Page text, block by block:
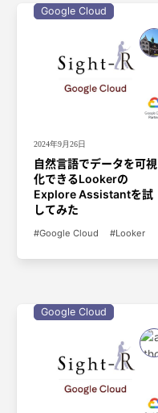
Google Cloud
2024年9月26日
自然言語でデータを可視
化できるLookerの
Explore Assistantを試
してみた
Google Cloud Looker
Google Cloud